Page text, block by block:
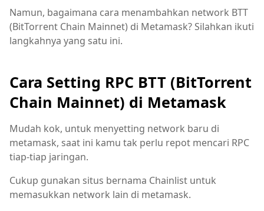
Namun, bagaimana cara menambahkan network BTT
(BitTorrent Chain Mainnet) di Metamask? Silahkan ikuti
langkahnya yang satu ini.
Cara Setting RPC BTT (BitTorrent
Chain Mainnet) di Metamask
Mudah kok, untuk menyetting network baru di
metamask, saat ini kamu tak perlu repot mencari RPC
tiap-tiap jaringan.
Cukup gunakan situs bernama Chainlist untuk
memasukkan network lain di metamask.